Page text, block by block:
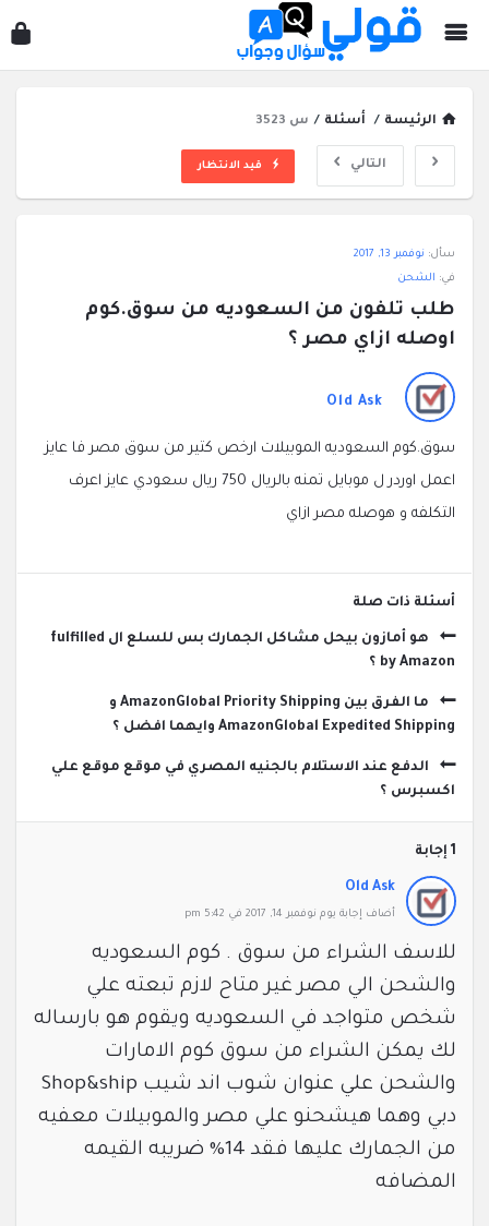
الرئيسة / أسئلة / س 3523
التالي قيد الانتظار
سؤال
وجواب
الاحدث
سأل: نوفمبر 13, 2017
في: الشحن
اوصله ازاي مصر ؟
Old Ask
سوق.كوم السعوديه الموبيلات ارخص كتير من سوق مصر فا عايز
اعمل اوردر ل موبايل تمنه بالريال 750 ريال سعودي عايز اعرف
التكلفه و هوصله مصر ازاي
‫أسئلة ذات صلة
هو أمازون بيحل مشاكل الجمارك بس للسلع ال fulfilled
by Amazon ؟
ما الفرق بين AmazonGlobal Priority Shipping و
AmazonGlobal Expedited Shipping وايهما افضل ؟
الدفع عند الاستلام بالجنيه المصري في موقع موقع علي
اكسبرس ؟
‫1 إجابة
Old Ask
‫أضاف ‫‫إجابة يوم نوفمبر 14, 2017 في 5:42 pm
للاسف الشراء من سوق . كوم السعوديه
والشحن الي مصر غير متاح لازم تبعته علي
شخص متواجد في السعوديه ويقوم هو بارساله
لك يمكن الشراء من سوق كوم الامارات
والشحن علي عنوان شوب اند شيب Shop&ship
دبي وهما هيشحنو علي مصر والموبيلات معفيه
من الجمارك عليها فقد 14% ضريبه القيمه
المضافه